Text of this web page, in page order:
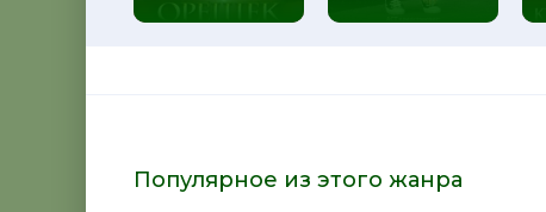
Популярное из этого жанра